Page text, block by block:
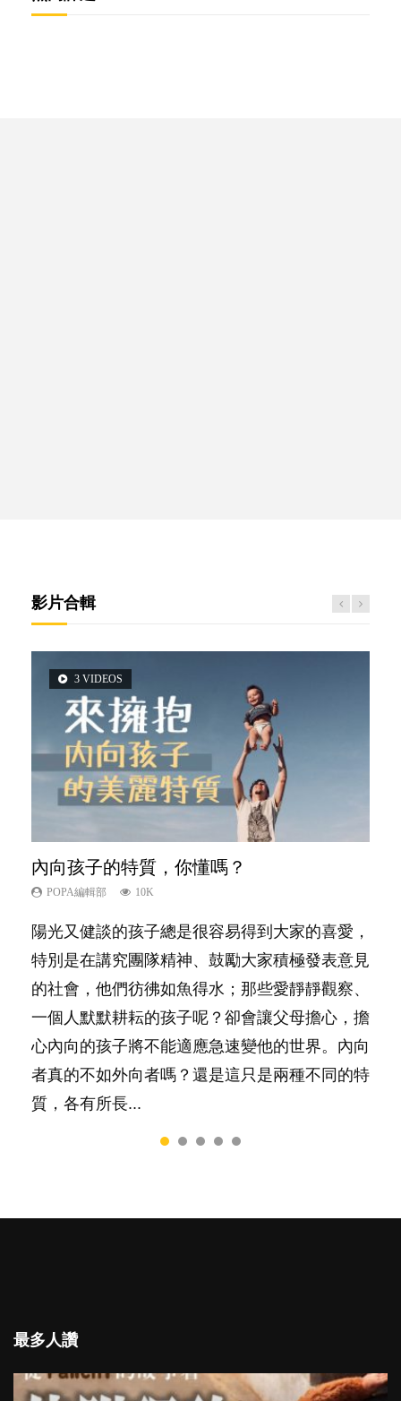
影片合輯
3 VIDEOS
內向孩子的特質，你懂嗎？
POPA編輯部 10K
陽光又健談的孩子總是很容易得到大家的喜愛，
特別是在講究團隊精神、鼓勵大家積極發表意見
的社會，他們彷彿如魚得水；那些愛靜靜觀察、
一個人默默耕耘的孩子呢？卻會讓父母擔心，擔
心內向的孩子將不能適應急速變他的世界。內向
者真的不如外向者嗎？還是這只是兩種不同的特
質，各有所長...
6 VIDEOS
愛孩子也別忘了愛自己，父母如何關顧自
己的身心靈？
照顧孩子衣食住行、陪同兒女應對功課測驗，還
要陪玩製造親子時間，尚要處理家中雜項要
務……當父母的，有千百個任務要做。可惜，有
一樣重要至極的，總被遺漏——關注自己的情緒
和心理健康。...
5 VIDEOS
夫妻必看！經營婚姻，沒捷徑
POPA編輯部 22.9K
你是不是也曾經以為只要跟相愛的人結婚，就自
然能走到白頭，但生了孩子卻發現事情不如你所
料？ 經營婚姻，不如我們想像的簡單，卻也不
是大家說得那麼難。一起來認識婚姻的真相！...
14 VIDEOS
新手父母不用怕
POPA編輯部 16.3K
相信許多人初為人父母，由懷孕開始到孩子呱呱
落地，心中都有數之不盡的問題～這裡一次過集
合我們以往製作過的相關短片。 這段路讓我們
跟你同行～...
2 VIDEOS
想孩子學好外語，點做好？
POPA編輯部 9.9K
有人話學多種語言越早開始越好，有人卻說一時
間太多語言，會令孩子感到混淆，到底誰是誰
非？聽聽專家怎樣說，解開語言學習的迷思～...
最多人讚